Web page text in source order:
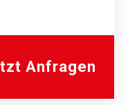
Spirituosen)
Anfragen